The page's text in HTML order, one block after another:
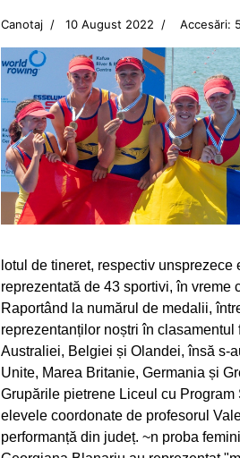
Canotaj 10 August 2022 Accesări:
lotul de tineret, respectiv
reprezentată de 43 sportivi, în vreme
Raportând la numărul de medalii,
reprezentanților noștri în
Australiei, Belgiei și Olandei, însă s-
Unite, Marea Britanie, Germania și
Grupările pietrene Liceul cu
elevele coordonate de profesorul
performanță din județ. ~n proba